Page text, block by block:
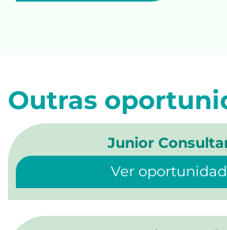
Outras
Junior
Ver